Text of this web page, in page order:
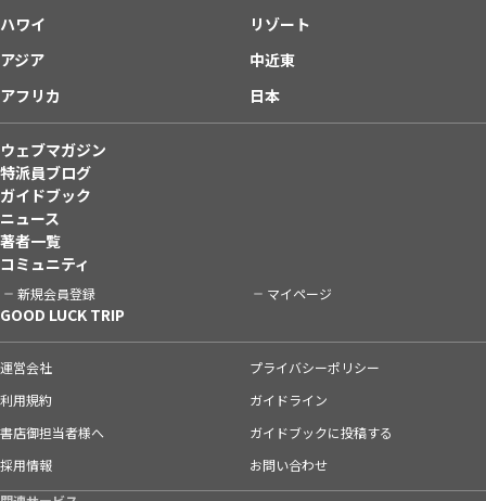
ハワイ
リゾート
アジア
中近東
アフリカ
日本
ウェブマガジン
特派員ブログ
ガイドブック
ニュース
著者一覧
コミュニティ
新規会員登録 マイページ
GOOD LUCK TRIP
運営会社
プライバシーポリシー
利用規約
ガイドライン
書店御担当者様へ
ガイドブックに投稿する
採用情報
お問い合わせ